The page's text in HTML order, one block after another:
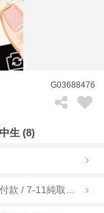
G03688476
生 (8)